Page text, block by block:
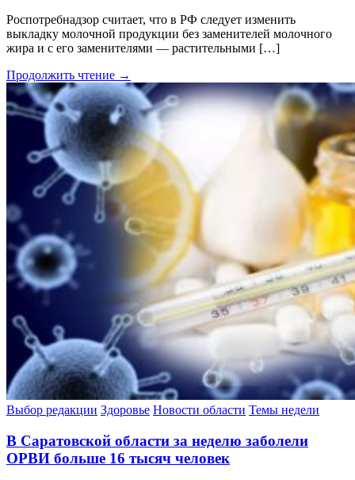
Роспотребнадзор считает, что в РФ следует изменить
выкладку молочной продукции без заменителей молочного
жира и с его заменителями — растительными […]
Продолжить чтение →
Выбор редакции Здоровье Новости области Темы недели
В Саратовской области за неделю заболели
ОРВИ больше 16 тысяч человек